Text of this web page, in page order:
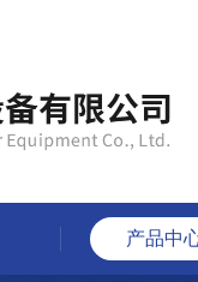
产品中